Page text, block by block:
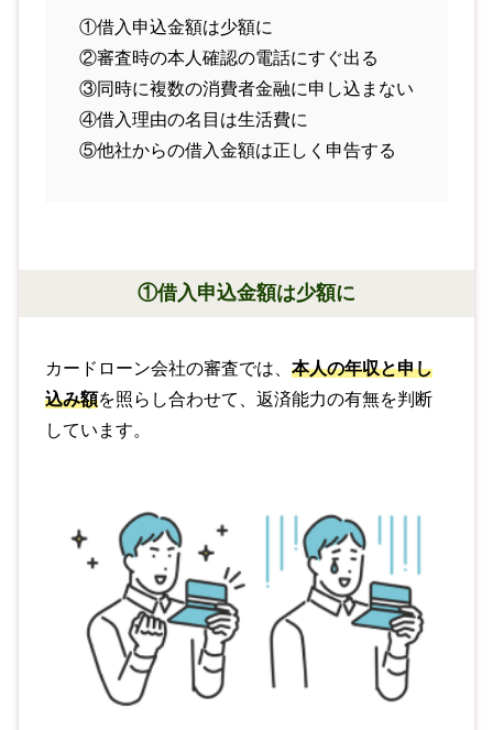
①借入申込金額は少額に
②審査時の本人確認の電話にすぐ出る
③同時に複数の消費者金融に申し込まない
④借入理由の名目は生活費に
⑤他社からの借入金額は正しく申告する
①借入申込金額は少額に
カードローン会社の審査では、本人の年収と申し
込み額を照らし合わせて、返済能力の有無を判断
しています。